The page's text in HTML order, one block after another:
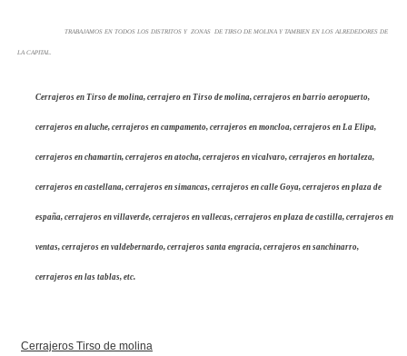
TRABAJAMOS EN TODOS LOS DISTRITOS Y ZONAS DE TIRSO DE MOLINA Y TAMBIEN EN LOS ALREDEDORES DE
LA CAPITAL.
Cerrajeros en Tirso de molina, cerrajero en Tirso de molina, cerrajeros en barrio aeropuerto,
cerrajeros en aluche, cerrajeros en campamento, cerrajeros en moncloa, cerrajeros en La Elipa,
cerrajeros en chamartin, cerrajeros en atocha, cerrajeros en vicalvaro, cerrajeros en hortaleza,
cerrajeros en castellana, cerrajeros en simancas, cerrajeros en calle Goya, cerrajeros en plaza de
españa, cerrajeros en villaverde, cerrajeros en vallecas, cerrajeros en plaza de castilla, cerrajeros en
ventas, cerrajeros en valdebernardo, cerrajeros santa engracia, cerrajeros en sanchinarro,
cerrajeros en las tablas, etc.
Cerrajeros Tirso de molina